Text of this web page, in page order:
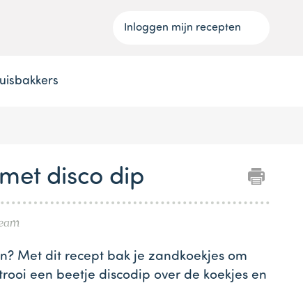
Inloggen mijn recepten
disco dip
Met dit recept bak je zandkoekjes om
een beetje discodip over de koekjes en